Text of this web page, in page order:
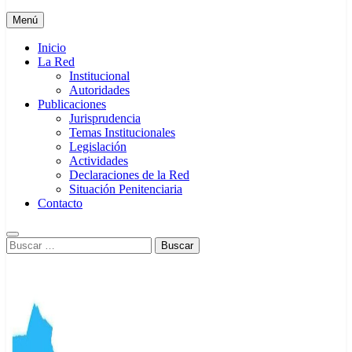
Menú
Inicio
La Red
Institucional
Autoridades
Publicaciones
Jurisprudencia
Temas Institucionales
Legislación
Actividades
Declaraciones de la Red
Situación Penitenciaria
Contacto
Buscar: